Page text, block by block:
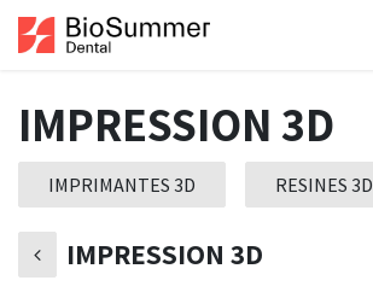
Se rendre au contenu
IMPRESSION 3D
IMPRIMANTES 3D RESINES 3D
IMPRESSION 3D